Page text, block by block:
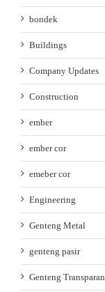
bondek
Buildings
Company Updates
Construction
ember
ember cor
emeber cor
Engineering
Genteng Metal
genteng pasir
Genteng Transparan